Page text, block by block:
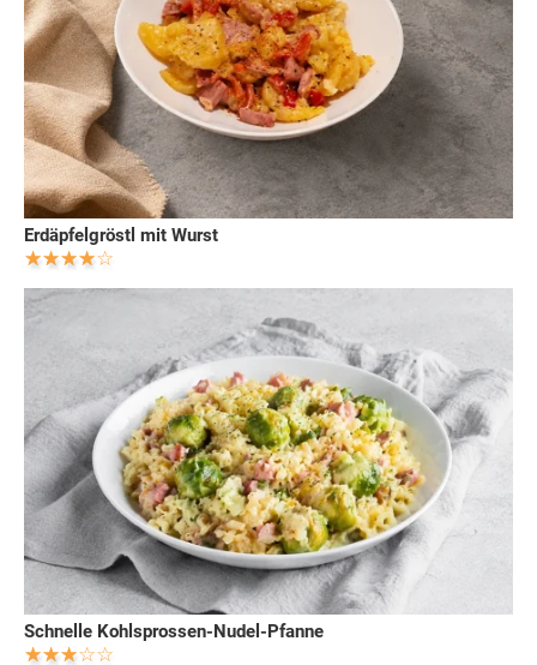
Erdäpfelgröstl mit Wurst
Schnelle Kohlsprossen-Nudel-Pfanne